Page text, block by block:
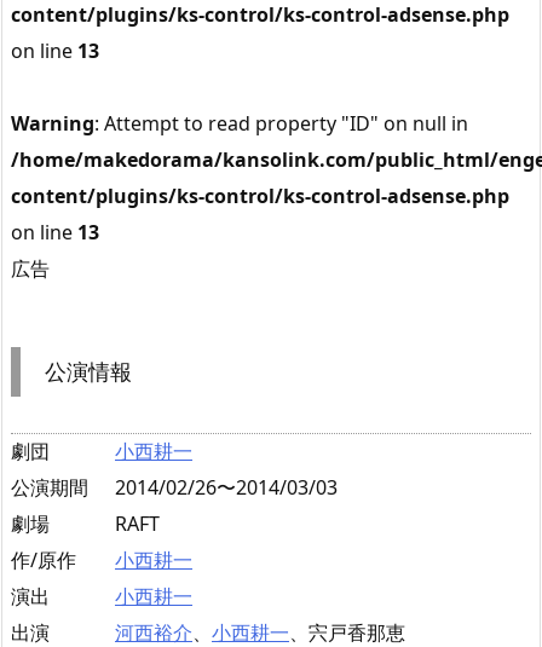
content/plugins/ks-control/ks-control-adsense.php
on line 13
Warning: Attempt to read property "ID" on null in
/home/makedorama/kansolink.com/public_html/
content/plugins/ks-control/ks-control-adsense.php
on line 13
広告
公演情報
劇団
小西耕一
公演期間
2014/02/26〜2014/03/03
劇場
RAFT
作/原作
小西耕一
演出
小西耕一
出演
河西裕介、 小西耕一、宍戸香那恵